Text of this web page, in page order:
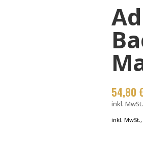
54,80
inkl. MwSt.
inkl.